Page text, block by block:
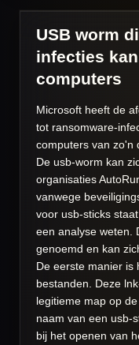
USB worm
infecties
computers
Microsoft heeft de
tot ransomware-
computers van zo'n
De usb-worm kan
organisaties
vanwege
voor usb-sticks
een analyse weten.
genoemd en kan
De eerste manier is
bestanden. Deze
legitieme map op
naam van een usb-
bij het openen van